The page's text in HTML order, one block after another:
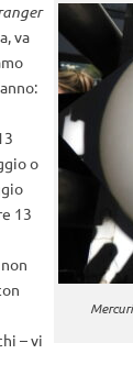
va
o
13
– vi